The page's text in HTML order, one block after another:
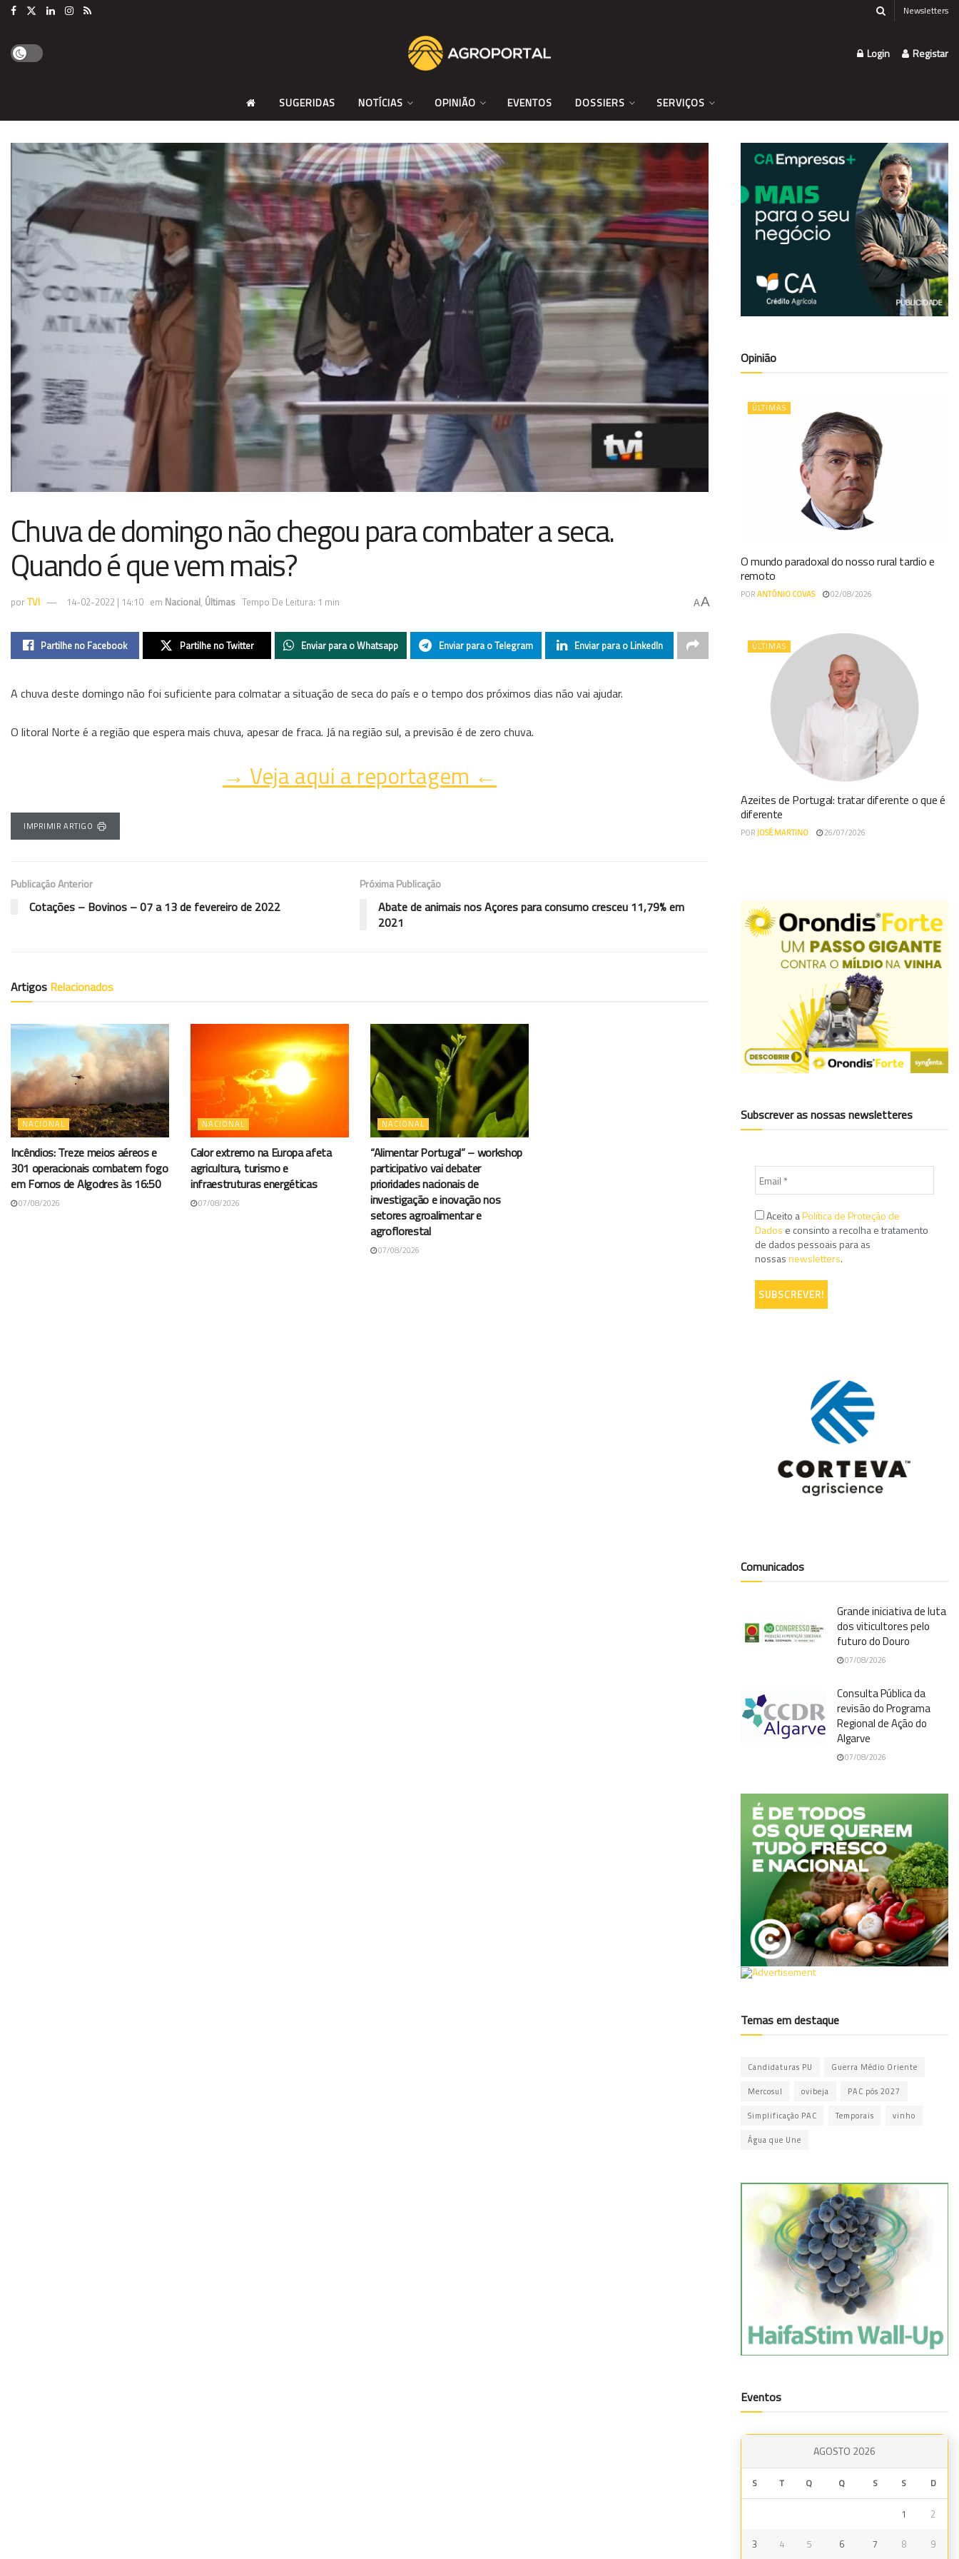
Newsletters
Login Registar
SUGERIDAS NOTÍCIAS OPINIÃO EVENTOS DOSSIERS SERVIÇOS
Chuva de domingo não chegou para combater a seca.
Quando é que vem mais?
porTVI 14-02-2022 | 14:10 em Nacional, Últimas Tempo De Leitura: 1 min AA
Partilhe no Facebook Partilhe no Twitter Enviar para o Whatsapp Enviar para o Telegram Enviar para o LinkedIn
A chuva deste domingo não foi suficiente para colmatar a situação de seca do país e o tempo dos próximos dias não vai ajudar.
O litoral Norte é a região que espera mais chuva, apesar de fraca. Já na região sul, a previsão é de zero chuva.
→ Veja aqui a reportagem ←
IMPRIMIR ARTIGO
Publicação Anterior
Cotações – Bovinos – 07 a 13 de fevereiro de 2022
Próxima Publicação
Abate de animais nos Açores para consumo cresceu 11,79% em
2021
Artigos Relacionados
NACIONAL
Incêndios: Treze meios aéreos e
301 operacionais combatem fogo
em Fornos de Algodres às 16:50
07/08/2026
NACIONAL
Calor extremo na Europa afeta
agricultura, turismo e
infraestruturas energéticas
07/08/2026
NACIONAL
“Alimentar Portugal” – workshop
participativo vai debater
prioridades nacionais de
investigação e inovação nos
setores agroalimentar e
agroflorestal
07/08/2026
Opinião
ÚLTIMAS
O mundo paradoxal do nosso rural tardio e
remoto
PORANTÓNIO COVAS 02/08/2026
ÚLTIMAS
Azeites de Portugal: tratar diferente o que é
diferente
PORJOSÉ MARTINO 26/07/2026
Subscrever as nossas newsletteres
Aceito aPolítica de Proteção de
Dados e consinto a recolha e tratamento
de dados pessoais para as
nossasnewsletters.
Comunicados
Grande iniciativa de luta
dos viticultores pelo
futuro do Douro
07/08/2026
Consulta Pública da
revisão do Programa
Regional de Ação do
Algarve
07/08/2026
Temas em destaque
Candidaturas PU Guerra Médio Oriente
Mercosul ovibeja PAC pós 2027
Simplificação PAC Temporais vinho
Água que Une
Eventos
AGOSTO 2026
S T Q Q S S D
1 2
3 4 5 6 7 8 9